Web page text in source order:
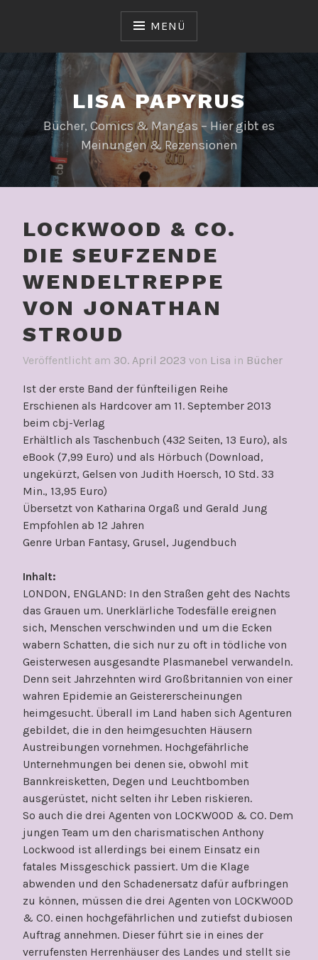
MENÜ
LISA PAPYRUS
Bücher, Comics & Mangas – Hier gibt es
Meinungen & Rezensionen
LOCKWOOD & CO.
DIE SEUFZENDE
WENDELTREPPE
VON JONATHAN
STROUD
Veröffentlicht am 30. April 2023 von Lisa in Bücher
Ist der erste Band der fünfteiligen Reihe
Erschienen als Hardcover am 11. September 2013
beim cbj-Verlag
Erhältlich als Taschenbuch (432 Seiten, 13 Euro), als
eBook (7,99 Euro) und als Hörbuch (Download,
ungekürzt, Gelsen von Judith Hoersch, 10 Std. 33
Min., 13,95 Euro)
Übersetzt von Katharina Orgaß und Gerald Jung
Empfohlen ab 12 Jahren
Genre Urban Fantasy, Grusel, Jugendbuch
Inhalt:
LONDON, ENGLAND: In den Straßen geht des Nachts
das Grauen um. Unerklärliche Todesfälle ereignen
sich, Menschen verschwinden und um die Ecken
wabern Schatten, die sich nur zu oft in tödliche von
Geisterwesen ausgesandte Plasmanebel verwandeln.
Denn seit Jahrzehnten wird Großbritannien von einer
wahren Epidemie an Geistererscheinungen
heimgesucht. Überall im Land haben sich Agenturen
gebildet, die in den heimgesuchten Häusern
Austreibungen vornehmen. Hochgefährliche
Unternehmungen bei denen sie, obwohl mit
Bannkreisketten, Degen und Leuchtbomben
ausgerüstet, nicht selten ihr Leben riskieren.
So auch die drei Agenten von LOCKWOOD & CO. Dem
jungen Team um den charismatischen Anthony
Lockwood ist allerdings bei einem Einsatz ein
fatales Missgeschick passiert. Um die Klage
abwenden und den Schadenersatz dafür aufbringen
zu können, müssen die drei Agenten von LOCKWOOD
& CO. einen hochgefährlichen und zutiefst dubiosen
Auftrag annehmen. Dieser führt sie in eines der
verrufensten Herrenhäuser des Landes und stellt sie